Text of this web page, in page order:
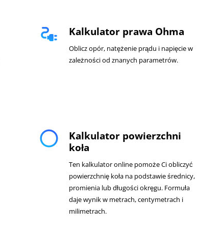
electrical_services Kalkulator prawa Ohma
Oblicz opór, natężenie prądu i napięcie w
zależności od znanych parametrów.
radio_button_unchecked
Kalkulator powierzchni
koła
Ten kalkulator online pomoże Ci obliczyć
powierzchnię koła na podstawie średnicy,
promienia lub długości okręgu. Formuła
daje wynik w metrach, centymetrach i
milimetrach.